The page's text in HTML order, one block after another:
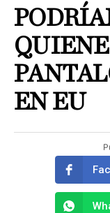
EN EU